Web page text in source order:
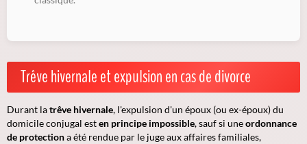
Trêve hivernale et expulsion en cas de divorce
Durant latrêve hivernale, l'expulsion d'un époux (ou ex-époux) du
domicile conjugal esten principe impossible, sauf si uneordonnance
de protectiona été rendue par le juge aux affaires familiales,